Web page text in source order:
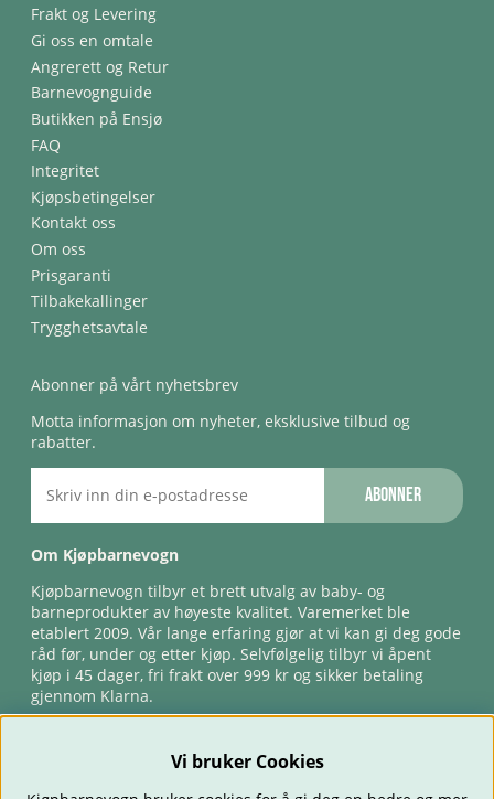
Frakt og Levering
Gi oss en omtale
Angrerett og Retur
Barnevognguide
Butikken på Ensjø
FAQ
Integritet
Kjøpsbetingelser
Kontakt oss
Om oss
Prisgaranti
Tilbakekallinger
Trygghetsavtale
Abonner på vårt nyhetsbrev
Motta informasjon om nyheter, eksklusive tilbud og
rabatter.
Abonner
Om Kjøpbarnevogn
Kjøpbarnevogn tilbyr et brett utvalg av baby- og
barneprodukter av høyeste kvalitet. Varemerket ble
etablert 2009. Vår lange erfaring gjør at vi kan gi deg gode
råd før, under og etter kjøp. Selvfølgelig tilbyr vi åpent
kjøp i 45 dager, fri frakt over 999 kr og sikker betaling
gjennom Klarna.
Vi bruker Cookies